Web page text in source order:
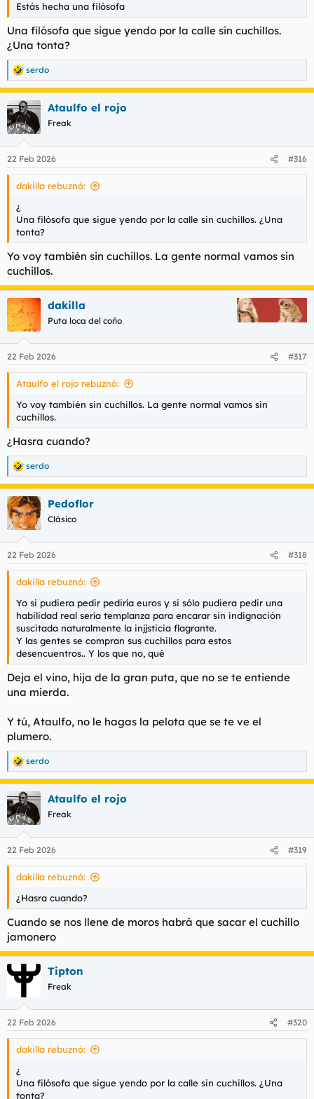
Estás hecha una filósofa
Una filósofa que sigue yendo por la calle sin cuchillos.
¿Una tonta?
R
e
a
c
c
i
e
s
serdo
Ataulfo el rojo
Freak
22 Feb 2026 #316
dakilla rebuznó:
¿
Una filósofa que sigue yendo por la calle sin cuchillos. ¿Una
tonta?
Yo voy también sin cuchillos. La gente normal vamos sin
cuchillos.
dakilla
Puta loca del coño
22 Feb 2026 #317
Ataulfo el rojo rebuznó:
Yo voy también sin cuchillos. La gente normal vamos sin
cuchillos.
¿Hasra cuando?
R
e
a
c
c
i
e
s
serdo
Pedoflor
Clásico
22 Feb 2026 #318
dakilla rebuznó:
Yo si pudiera pedir pediría euros y si sólo pudiera pedir una
habilidad real sería templanza para encarar sin indignación
suscitada naturalmente la injjsticia flagrante.
Y las gentes se compran sus cuchillos para estos
desencuentros.. Y los que no, qué
Deja el vino, hija de la gran puta, que no se te entiende
una mierda.
Y tú, Ataulfo, no le hagas la pelota que se te ve el
plumero.
R
e
a
c
c
i
e
s
serdo
Ataulfo el rojo
Freak
22 Feb 2026 #319
dakilla rebuznó:
¿Hasra cuando?
Cuando se nos llene de moros habrá que sacar el cuchillo
jamonero
Tipton
Freak
22 Feb 2026 #320
dakilla rebuznó:
¿
Una filósofa que sigue yendo por la calle sin cuchillos. ¿Una
tonta?